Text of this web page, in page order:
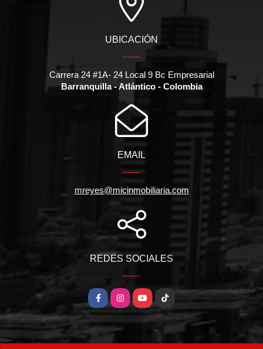
UBICACIÓN
Carrera 24 #1A- 24 Local 9 Bc Empresarial
Barranquilla - Atlántico - Colombia
EMAIL
mreyes@micinmobiliaria.com
REDES SOCIALES
FacebookInstagramYouTubeTikTok